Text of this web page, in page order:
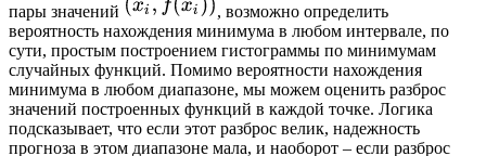
пары значений
, возможно определить
вероятность нахождения минимума в любом интервале, по
сути, простым построением гистограммы по минимумам
случайных функций. Помимо вероятности нахождения
минимума в любом диапазоне, мы можем оценить разброс
значений построенных функций в каждой точке. Логика
подсказывает, что если этот разброс велик, надежность
прогноза в этом диапазоне мала, и наоборот – если разброс